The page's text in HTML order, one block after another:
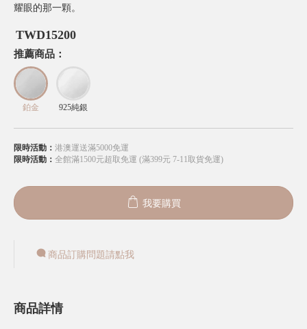
耀眼的那一顆。
TWD15200
推薦商品：
鉑金 925純銀
限時活動： 港澳運送滿5000免運
限時活動： 全館滿1500元超取免運 (滿399元 7-11取貨免運)
我要購買
商品訂購問題請點我
商品詳情